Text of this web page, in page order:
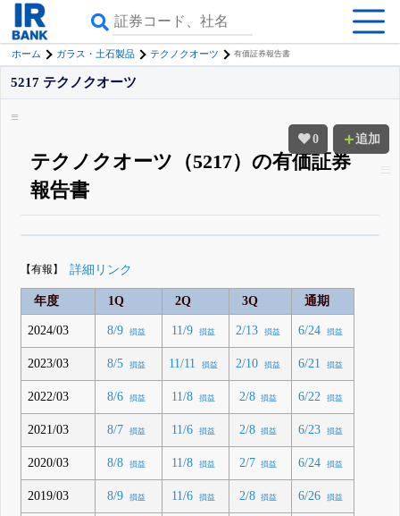
ホーム ガラス・土石製品 テクノクオーツ 有価証券報告書
0 追加
5217 テクノクオーツ
テクノクオーツ（5217）の有価証券
報告書
詳しく見られる無料でβ版をはじめる
登録すると永久30%OFFと米株版の先行利用も付きます
【有報】 詳細リンク
年度 1Q 2Q 3Q 通期
2024/03 8/9 損益 11/9 損益 2/13 損益 6/24 損益
2023/03 8/5 損益 11/11 損益 2/10 損益 6/21 損益
2022/03 8/6 損益 11/8 損益 2/8 損益 6/22 損益
2021/03 8/7 損益 11/6 損益 2/8 損益 6/23 損益
2020/03 8/8 損益 11/8 損益 2/7 損益 6/24 損益
2019/03 8/9 損益 11/6 損益 2/8 損益 6/26 損益